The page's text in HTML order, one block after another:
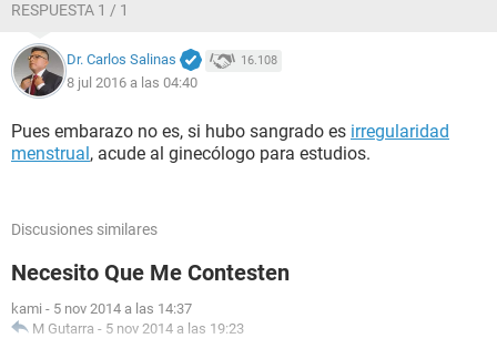
RESPUESTA 1 / 1
Dr. Carlos Salinas 16.108
8 jul 2016 a las 04:40
Pues embarazo no es, si hubo sangrado es irregularidad
menstrual, acude al ginecólogo para estudios.
Discusiones similares
Necesito Que Me Contesten
kami - 5 nov 2014 a las 14:37
M Gutarra - 5 nov 2014 a las 19:23